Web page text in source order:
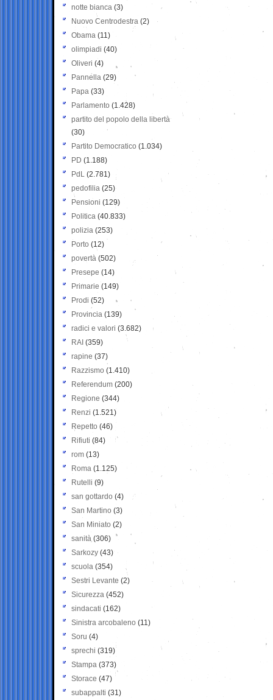
notte bianca (3)
Nuovo Centrodestra (2)
Obama (11)
olimpiadi (40)
Oliveri (4)
Pannella (29)
Papa (33)
Parlamento (1.428)
partito del popolo della libertà
(30)
Partito Democratico (1.034)
PD (1.188)
PdL (2.781)
pedofilia (25)
Pensioni (129)
Politica (40.833)
polizia (253)
Porto (12)
povertà (502)
Presepe (14)
Primarie (149)
Prodi (52)
Provincia (139)
radici e valori (3.682)
RAI (359)
rapine (37)
Razzismo (1.410)
Referendum (200)
Regione (344)
Renzi (1.521)
Repetto (46)
Rifiuti (84)
rom (13)
Roma (1.125)
Rutelli (9)
san gottardo (4)
San Martino (3)
San Miniato (2)
sanità (306)
Sarkozy (43)
scuola (354)
Sestri Levante (2)
Sicurezza (452)
sindacati (162)
Sinistra arcobaleno (11)
Soru (4)
sprechi (319)
Stampa (373)
Storace (47)
subappalti (31)